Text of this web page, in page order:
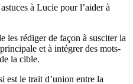
à Lucie pour l’aider à
les rédiger de façon à susciter la
et à intégrer des mots-
la cible.
est le trait d’union entre la